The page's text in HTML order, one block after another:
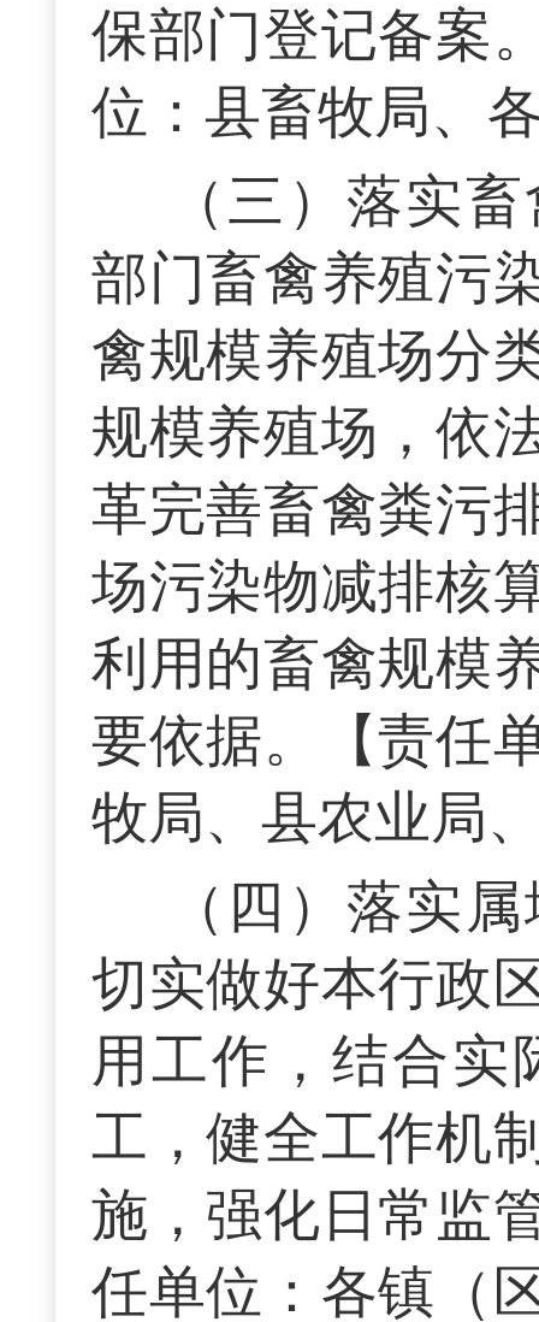
保部门登记备案
位：县畜牧局、
（三）落实
部门畜禽养殖污
禽规模养殖场分
规模养殖场，依
革完善畜禽粪污
场污染物减排核
利用的畜禽规模
要依据。【责任
牧局、县农业局
（四）落实
切实做好本行政
用工作，结合实
工，健全工作机
施，强化日常监
任单位：各镇（